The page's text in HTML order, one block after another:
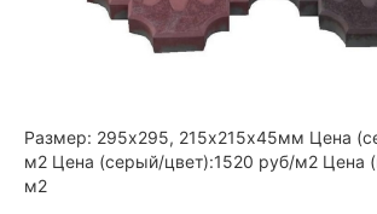
Размер: 295х295, 215х215х45мм Цена
м2 Цена (серый/цвет):1520 руб/м2 Цена
м2